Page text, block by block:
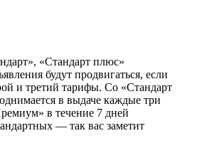
«Стандарт плюс»
будут продвигаться, если
и третий тарифы. Со «Стандарт
в выдаче каждые три
в течение 7 дней
— так вас заметит